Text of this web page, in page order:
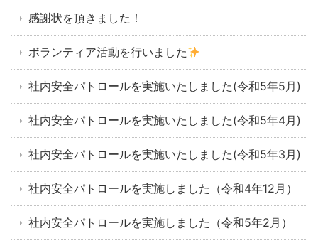
感謝状を頂きました！
ボランティア活動を行いました
社内安全パトロールを実施いたしました(令和5年5月)
社内安全パトロールを実施いたしました(令和5年4月)
社内安全パトロールを実施いたしました(令和5年3月)
社内安全パトロールを実施しました（令和4年12月）
社内安全パトロールを実施しました（令和5年2月）